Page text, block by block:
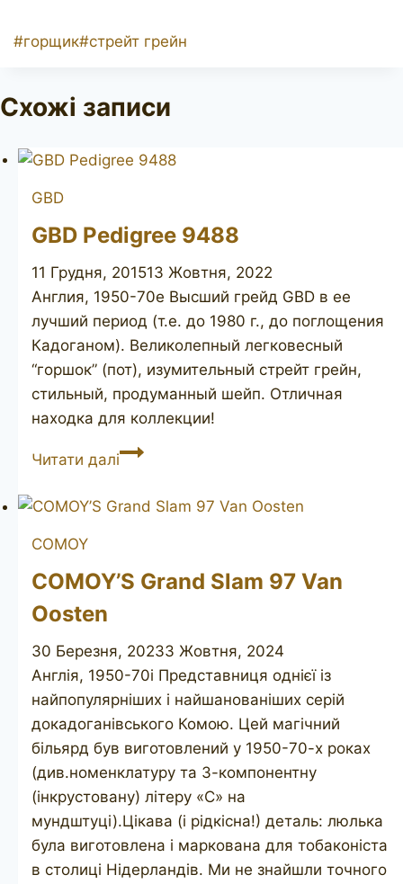
Позначки
#горщик#стрейт грейн
Схожі записи
GBD
GBD Pedigree 9488
11 Грудня, 201513 Жовтня, 2022
Англия, 1950-70е Высший грейд GBD в ее
лучший период (т.е. до 1980 г., до поглощения
Кадоганом). Великолепный легковесный
“горшок” (пот), изумительный стрейт грейн,
стильный, продуманный шейп. Отличная
находка для коллекции!
Читати даліGBD
9488
COMOY
COMOY’S Grand Slam 97 Van
Oosten
30 Березня, 20233 Жовтня, 2024
Англія, 1950-70і Представниця однієї із
найпопулярніших і найшанованіших серій
докадоганівського Комою. Цей магічний
більярд був виготовлений у 1950-70-х роках
(див.номенклатуру та 3-компонентну
(інкрустовану) літеру «C» на
мундштуці).Цікава (і рідкісна!) деталь: люлька
була виготовлена і маркована для тобаконіста
в столиці Нідерландів. Ми не знайшли точного